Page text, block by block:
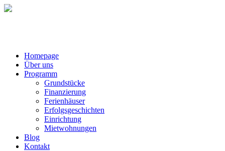
Homepage
Über uns
Programm
Grundstücke
Finanzierung
Ferienhäuser
Erfolgsgeschichten
Einrichtung
Mietwohnungen
Blog
Kontakt